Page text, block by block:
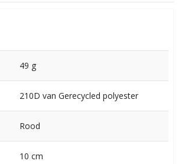
49 g
210D van Gerecycled polyester
Rood
10 cm